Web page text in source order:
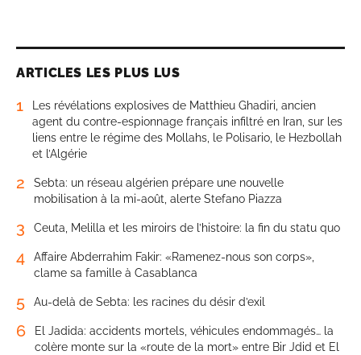
ARTICLES LES PLUS LUS
1
Les révélations explosives de Matthieu Ghadiri, ancien
agent du contre-espionnage français infiltré en Iran, sur les
liens entre le régime des Mollahs, le Polisario, le Hezbollah
et l’Algérie
2
Sebta: un réseau algérien prépare une nouvelle
mobilisation à la mi-août, alerte Stefano Piazza
3 Ceuta, Melilla et les miroirs de l’histoire: la fin du statu quo
4
Affaire Abderrahim Fakir: «Ramenez-nous son corps»,
clame sa famille à Casablanca
5 Au-delà de Sebta: les racines du désir d’exil
6
El Jadida: accidents mortels, véhicules endommagés… la
colère monte sur la «route de la mort» entre Bir Jdid et El